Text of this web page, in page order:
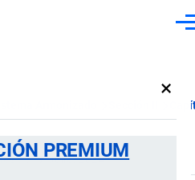
×
PREMIUM
…, 17 Julio, 2024